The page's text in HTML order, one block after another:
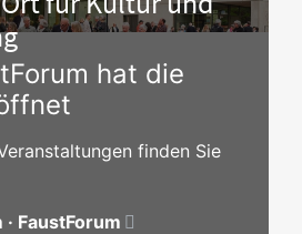
hat die
finden Sie
FaustForum